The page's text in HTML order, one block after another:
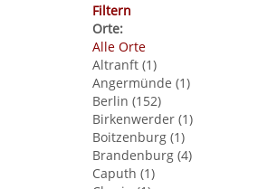
Filtern
Orte:
Alle Orte
Altranft (1)
Angermünde (1)
Berlin (152)
Birkenwerder (1)
Boitzenburg (1)
Brandenburg (4)
Caputh (1)